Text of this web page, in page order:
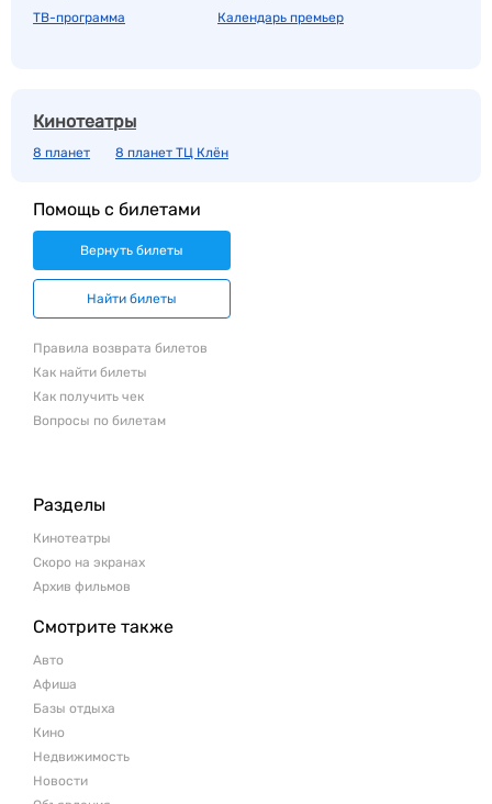
ТВ-программа
Календарь премьер
Кинотеатры
8 планет 8 планет ТЦ Клён
Помощь с билетами
Вернуть билеты
Найти билеты
Правила возврата билетов
Как найти билеты
Как получить чек
Вопросы по билетам
Разделы
Кинотеатры
Скоро на экранах
Архив фильмов
Смотрите также
Авто
Афиша
Базы отдыха
Кино
Недвижимость
Новости